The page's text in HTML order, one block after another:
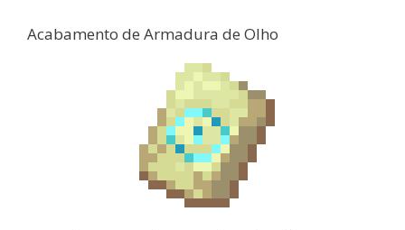
Acabamento de Armadura de Olho